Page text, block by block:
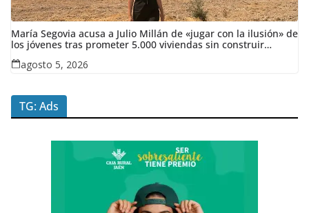
María Segovia acusa a Julio Millán de «jugar con la ilusión» de
los jóvenes tras prometer 5.000 viviendas sin construir
ninguna en siete años
agosto 5, 2026
TG: Ads